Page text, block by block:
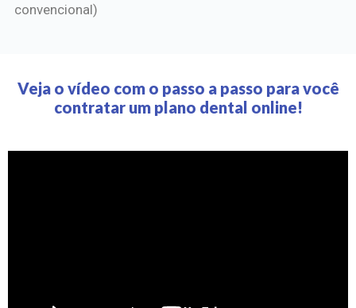
convencional)
Veja o vídeo com o passo a passo para você
contratar um plano dental online!